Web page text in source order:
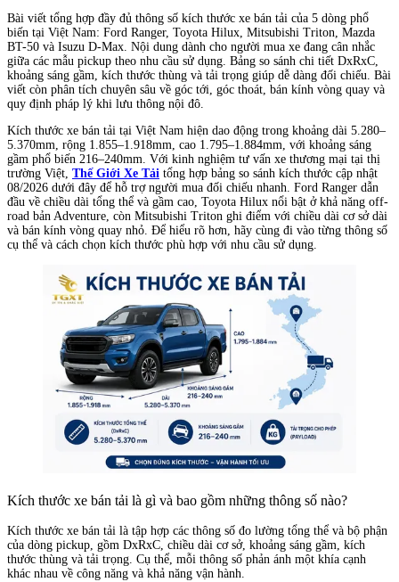
Bài viết tổng hợp đầy đủ thông số kích thước xe bán tải của 5 dòng phổ
biến tại Việt Nam: Ford Ranger, Toyota Hilux, Mitsubishi Triton, Mazda
BT-50 và Isuzu D-Max. Nội dung dành cho người mua xe đang cân nhắc
giữa các mẫu pickup theo nhu cầu sử dụng. Bảng so sánh chi tiết DxRxC,
khoảng sáng gầm, kích thước thùng và tải trọng giúp dễ dàng đối chiếu. Bài
viết còn phân tích chuyên sâu về góc tới, góc thoát, bán kính vòng quay và
quy định pháp lý khi lưu thông nội đô.
Kích thước xe bán tải tại Việt Nam hiện dao động trong khoảng dài 5.280–
5.370mm, rộng 1.855–1.918mm, cao 1.795–1.884mm, với khoảng sáng
gầm phổ biến 216–240mm. Với kinh nghiệm tư vấn xe thương mại tại thị
trường Việt, Thế Giới Xe Tải tổng hợp bảng so sánh kích thước cập nhật
08/2026 dưới đây để hỗ trợ người mua đối chiếu nhanh. Ford Ranger dẫn
đầu về chiều dài tổng thể và gầm cao, Toyota Hilux nổi bật ở khả năng off-
road bản Adventure, còn Mitsubishi Triton ghi điểm với chiều dài cơ sở dài
và bán kính vòng quay nhỏ. Để hiểu rõ hơn, hãy cùng đi vào từng thông số
cụ thể và cách chọn kích thước phù hợp với nhu cầu sử dụng.
Kích thước xe bán tải là gì và bao gồm những thông số nào?
Kích thước xe bán tải là tập hợp các thông số đo lường tổng thể và bộ phận
của dòng pickup, gồm DxRxC, chiều dài cơ sở, khoảng sáng gầm, kích
thước thùng và tải trọng. Cụ thể, mỗi thông số phản ánh một khía cạnh
khác nhau về công năng và khả năng vận hành.